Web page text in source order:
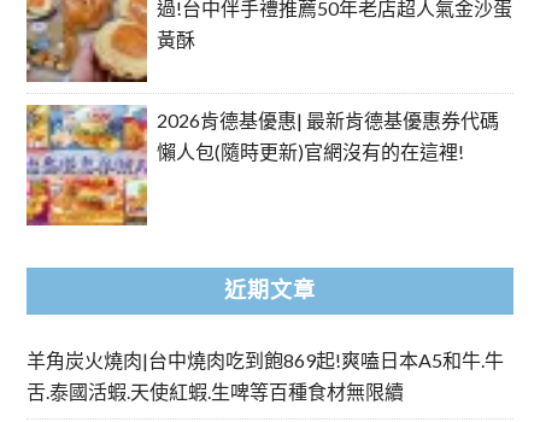
過!台中伴手禮推薦50年老店超人氣金沙蛋
黃酥
2026肯德基優惠| 最新肯德基優惠券代碼
懶人包(隨時更新)官網沒有的在這裡!
近期文章
羊角炭火燒肉|台中燒肉吃到飽869起!爽嗑日本A5和牛.牛
舌.泰國活蝦.天使紅蝦.生啤等百種食材無限續